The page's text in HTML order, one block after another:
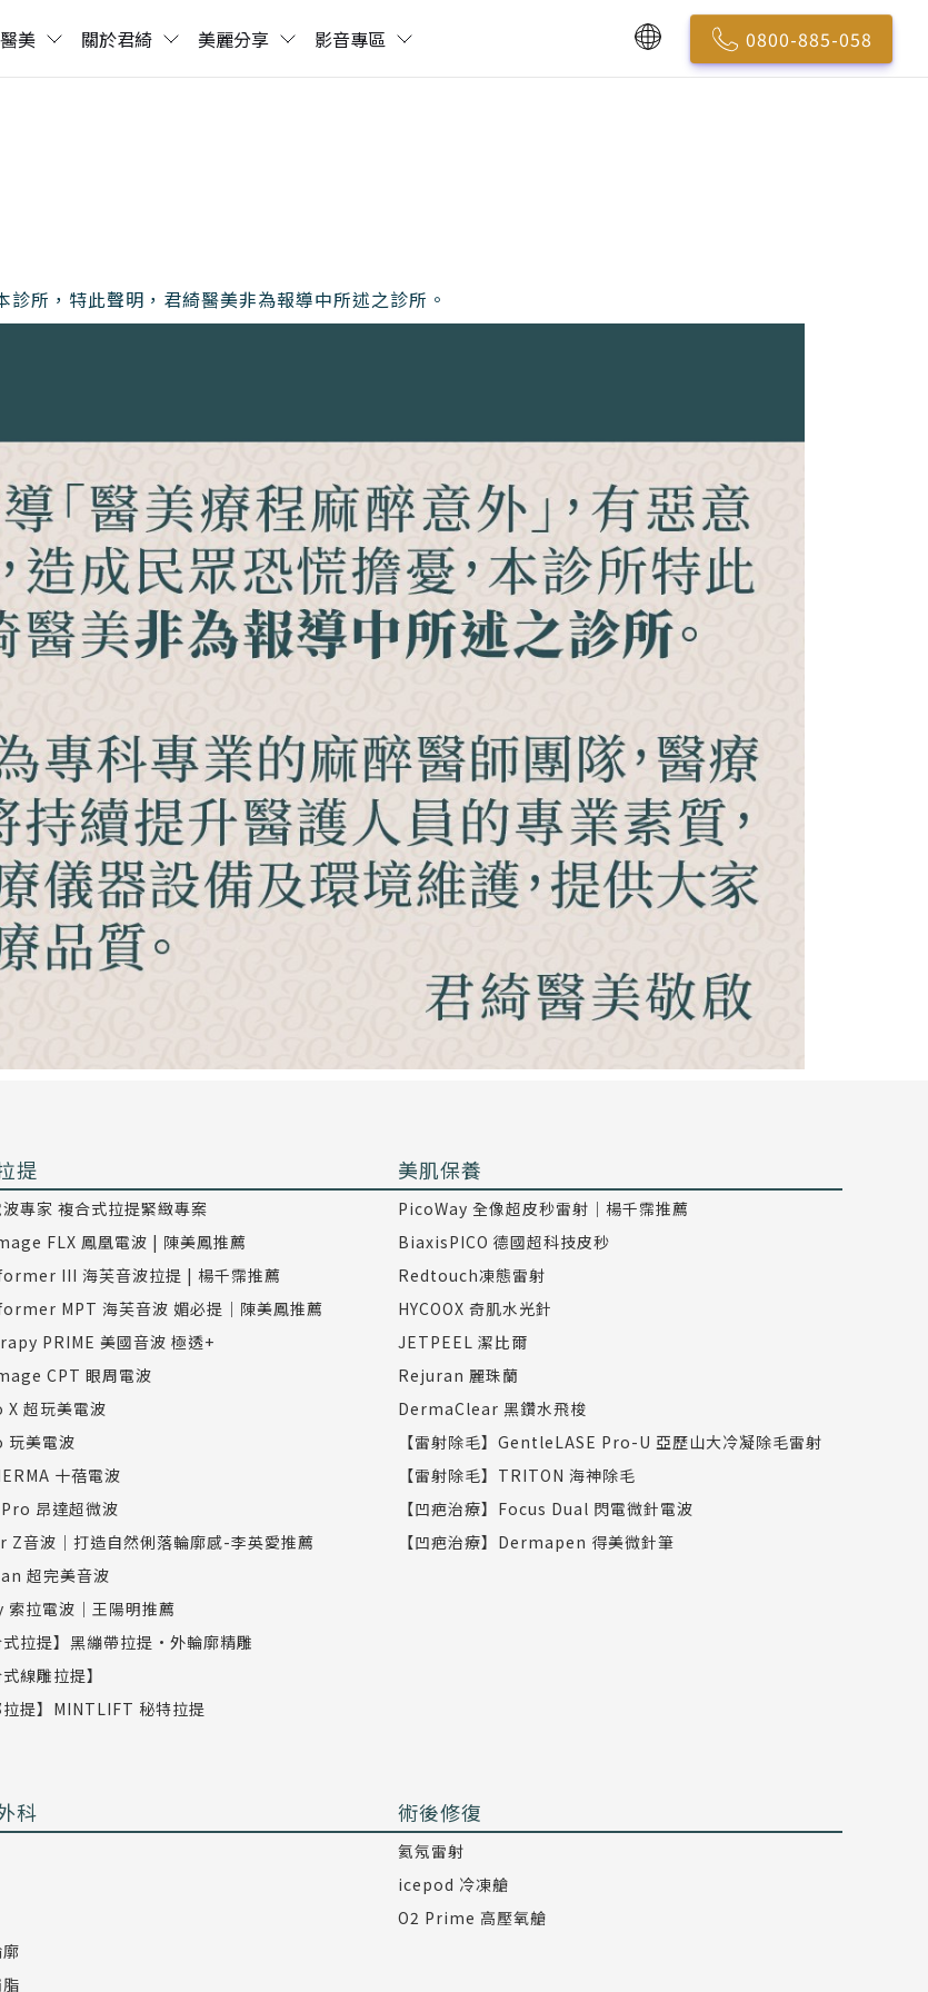
美 關於君綺 美麗分享 影音專區 0800-885-058
所，特此聲明，君綺醫美非為報導中所述之診所。
提
專家 複合式拉提緊緻專案
FLX 鳳凰電波 | 陳美鳳推薦
III 海芙音波拉提 | 楊千霈推薦
MPT 海芙音波 媚必提｜陳美鳳推薦
PRIME 美國音波 極透+
CPT 眼周電波
超玩美電波
美電波
十蓓電波
昂達超微波
Z音波｜打造自然俐落輪廓感-李英愛推薦
超完美音波
索拉電波｜王陽明推薦
式拉提】黑繃帶拉提•外輪廓精雕
式線雕拉提】
拉提】MINTLIFT 秘特拉提
美肌保養
PicoWay 全像超皮秒雷射｜楊千霈推薦
BiaxisPICO 德國超科技皮秒
Redtouch凍態雷射
HYCOOX 奇肌水光針
JETPEEL 潔比爾
Rejuran 麗珠蘭
DermaClear 黑鑽水飛梭
【雷射除毛】GentleLASE Pro-U 亞歷山大冷凝除毛雷射
【雷射除毛】TRITON 海神除毛
【凹疤治療】Focus Dual 閃電微針電波
【凹疤治療】Dermapen 得美微針筆
科 術後修復
氦氖雷射
icepod 冷凍艙
O2 Prime 高壓氧艙